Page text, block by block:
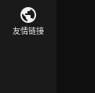
友情链接